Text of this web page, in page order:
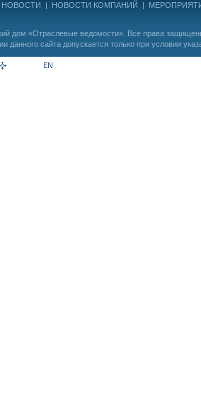
НОВОСТИ | НОВОСТИ КОМПАНИЙ |
дом «Отраслевые ведомости» . Все права
данного сайта допускается только при условии